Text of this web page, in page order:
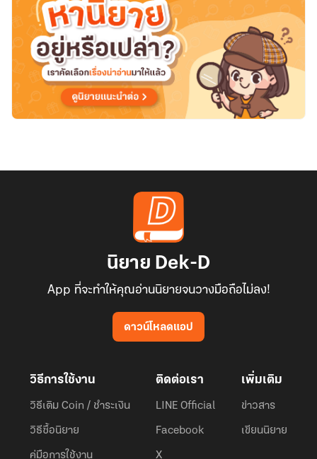
นิยาย Dek-D
App ที่จะทำให้คุณอ่านนิยายจนวางมือถือไม่ลง!
ดาวน์โหลดแอป
วิธีการใช้งาน
วิธีเติม Coin / ชำระเงิน
วิธีซื้อนิยาย
คู่มือการใช้งาน
ติดต่อเรา
LINE Official
Facebook
X
เพิ่มเติม
ข่าวสาร
เขียนนิยาย